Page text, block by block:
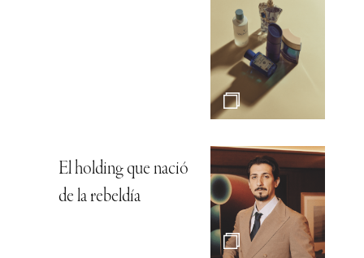
El holding que nació
de la rebeldía